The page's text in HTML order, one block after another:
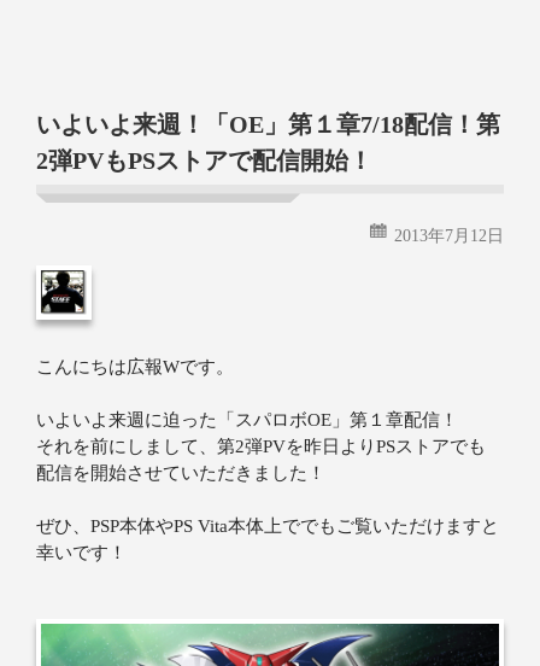
いよいよ来週！「OE」第１章7/18配信！第
2弾PVもPSストアで配信開始！
2013年7月12日
こんにちは広報Wです。
いよいよ来週に迫った「スパロボOE」第１章配信！
それを前にしまして、第2弾PVを昨日よりPSストアでも
配信を開始させていただきました！
ぜひ、PSP本体やPS Vita本体上ででもご覧いただけますと
幸いです！